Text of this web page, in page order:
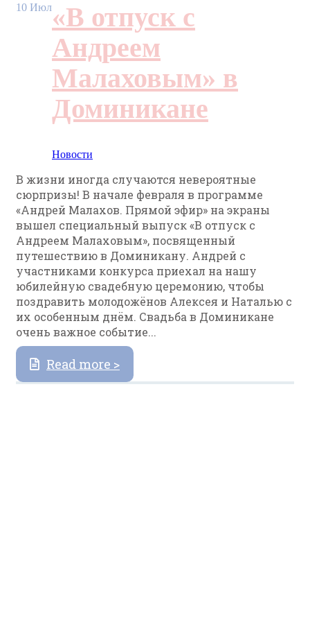
10 Июл«В отпуск с
Андреем
Малаховым» в
Доминикане
Новости
В жизни иногда случаются невероятные
сюрпризы! В начале февраля в программе
«Андрей Малахов. Прямой эфир» на экраны
вышел специальный выпуск «В отпуск с
Андреем Малаховым», посвященный
путешествию в Доминикану. Андрей с
участниками конкурса приехал на нашу
юбилейную свадебную церемонию, чтобы
поздравить молодожёнов Алексея и Наталью с
их особенным днём. Свадьба в Доминикане
очень важное событие...
Read more >